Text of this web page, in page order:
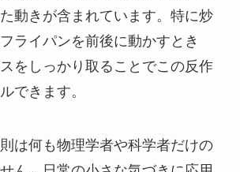
動きが含まれています。特に炒
ライパンを前後に動かすとき
をしっかり取ることでこの反作
できます。
は何も物理学者や科学者だけの